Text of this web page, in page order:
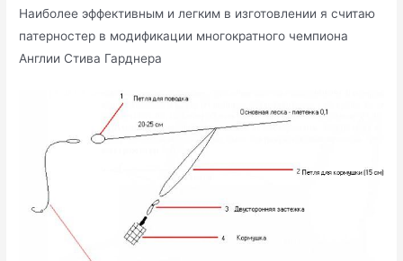
Наиболее эффективным и легким в изготовлении я считаю
патерностер в модификации многократного чемпиона
Англии Стива Гарднера